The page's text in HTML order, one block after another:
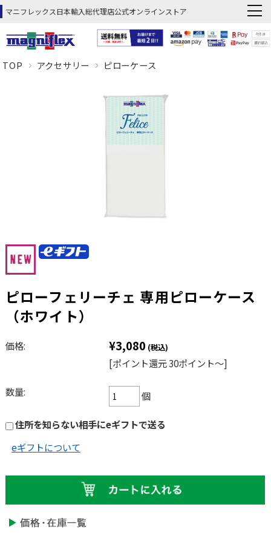
マニフレックス日本輸入総代理店公式オンラインストア
TOP アクセサリー ピローケース
ピローフェリーチェ 専用ピローケース
（ホワイト）
価格: ¥3,080 (税込)
[ポイント還元 30ポイント〜]
数量: 個
住所を知らない相手にeギフトで送る
eギフトについて